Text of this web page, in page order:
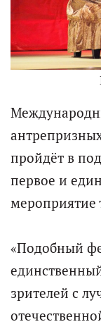
пройдёт в
первое и
мероприятие
«Подобный
зрителей с